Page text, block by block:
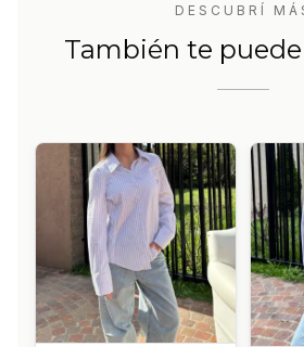
DESCUBRÍ
También te